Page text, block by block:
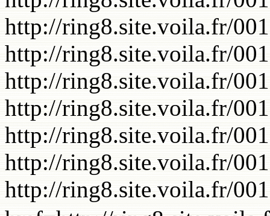
http://ring8.site.voila.fr/
http://ring8.site.voila.fr/
http://ring8.site.voila.fr/
http://ring8.site.voila.fr/
http://ring8.site.voila.fr/
http://ring8.site.voila.fr/
http://ring8.site.voila.fr/